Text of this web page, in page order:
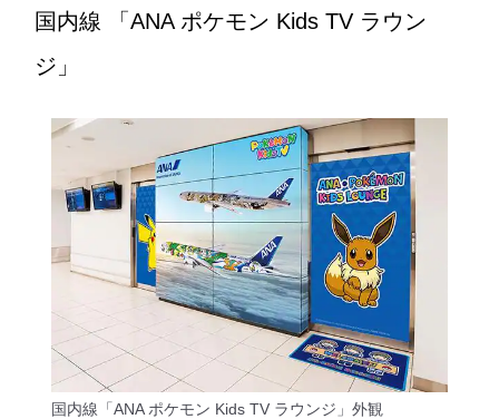
国内線 「ANA ポケモン Kids TV ラウン
ジ」
国内線「ANA ポケモン Kids TV ラウンジ」外観